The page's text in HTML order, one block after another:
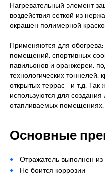
Нагревательный элемент
воздействия сеткой из
окрашен полимерной
Применяются для
помещений, спортивных
павильонов и оранжереи,
технологических тоннелей,
открытых террас и т.д. Так
используются для
отапливаемых помещениях.
Основные
Отражатель выполнен
Не боится коррозии